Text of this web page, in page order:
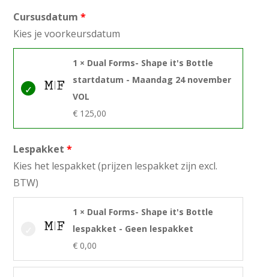
Cursusdatum
Kies je voorkeursdatum
1 × Dual Forms- Shape it's Bottle
startdatum - Maandag 24 november
VOL
€ 125,00
Lespakket
Kies het lespakket (prijzen lespakket zijn excl.
BTW)
1 × Dual Forms- Shape it's Bottle
lespakket - Geen lespakket
€ 0,00